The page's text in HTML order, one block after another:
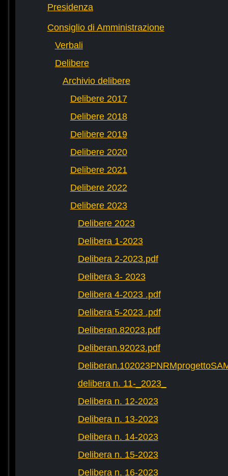
Presidenza
Consiglio di Amministrazione
Verbali
Delibere
Archivio delibere
Delibere 2017
Delibere 2018
Delibere 2019
Delibere 2020
Delibere 2021
Delibere 2022
Delibere 2023
Delibere 2023
Delibera 1-2023
Delibera 2-2023.pdf
Delibera 3- 2023
Delibera 4-2023 .pdf
Delibera 5-2023 .pdf
Deliberan.82023.pdf
Deliberan.92023.pdf
delibera n. 11-_2023_
Delibera n. 12-2023
Delibera n. 13-2023
Delibera n. 14-2023
Delibera n. 15-2023
Delibera n. 16-2023